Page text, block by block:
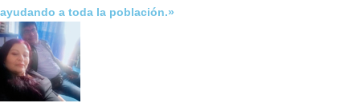
ayudando a toda la población.»